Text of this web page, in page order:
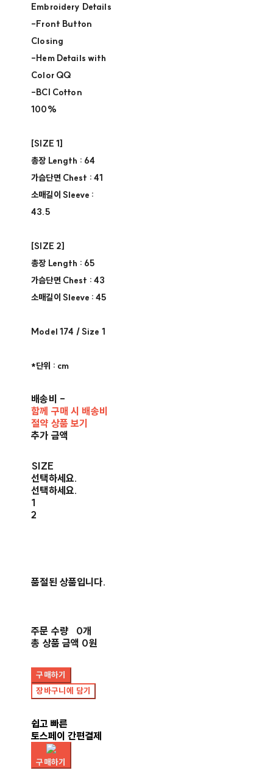
Embroidery Details​
-Front Button
Closing​
-Hem Details with
Color QQ​
-BCI Cotton
100%
[SIZE 1] ​
총장 Length : 64​
가슴단면 Chest : 41
소매길이 Sleeve :
43.5
[SIZE 2] ​
총장 Length : 65​
가슴단면 Chest : 43
소매길이 Sleeve : 45
Model 174 / Size 1​
*단위 : cm​
배송비 -
함께 구매 시 배송비
절약 상품 보기
추가 금액
SIZE
선택하세요.
선택하세요.
1
2
품절된 상품입니다.
주문 수량
0개
총 상품 금액 0원
구매하기
장바구니에 담기
쉽고 빠른
토스페이 간편결제
구매하기